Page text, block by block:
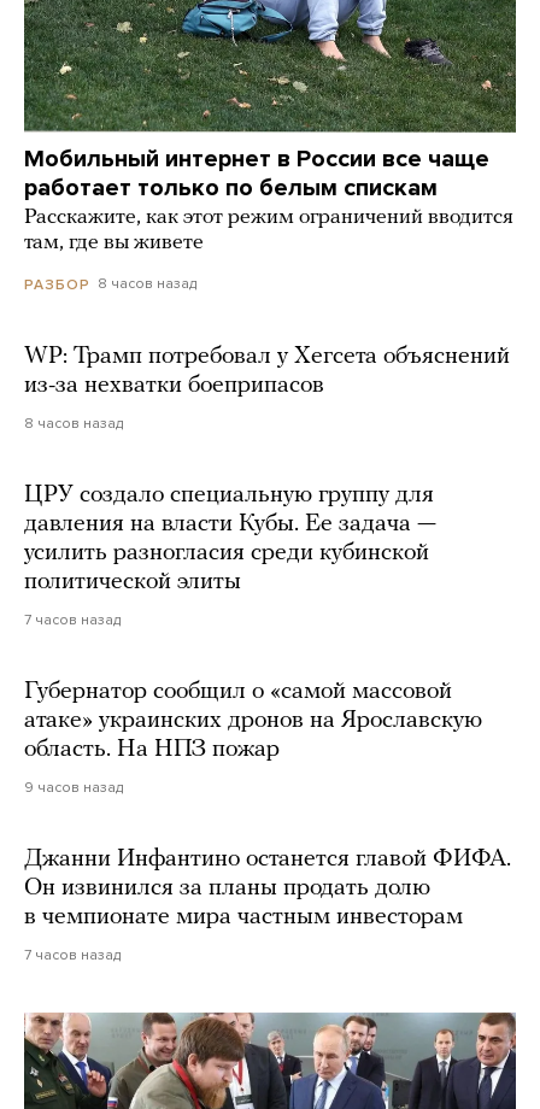
Мобильный интернет в России все чаще
работает только по белым спискам
Расскажите, как этот режим ограничений вводится
там, где вы живете
РАЗБОР 8 часов назад
WP: Трамп потребовал у Хегсета объяснений
из-за нехватки боеприпасов
8 часов назад
ЦРУ создало специальную группу для
давления на власти Кубы. Ее задача —
усилить разногласия среди кубинской
политической элиты
7 часов назад
Губернатор сообщил о «самой массовой
атаке» украинских дронов на Ярославскую
область. На НПЗ пожар
9 часов назад
Джанни Инфантино останется главой ФИФА.
Он извинился за планы продать долю
в чемпионате мира частным инвесторам
7 часов назад